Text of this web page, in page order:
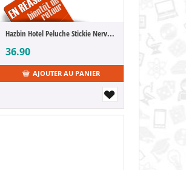
Hazbin Hotel Peluche Stickie Nervous Egg Boi 15 cm
36.90
AJOUTER AU PANIER